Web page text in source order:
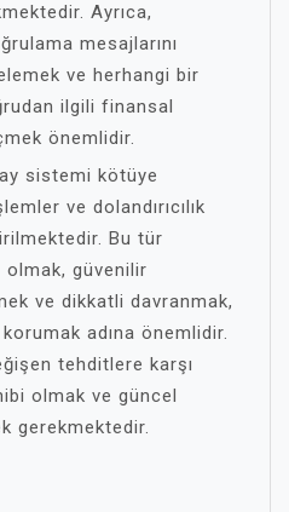
Ayrıca,
mesajlarını
ve herhangi bir
ilgili finansal
önemlidir.
sistemi kötüye
ve dolandırıcılık
Bu tür
güvenilir
ve dikkatli davranmak,
adına önemlidir.
tehditlere karşı
olmak ve güncel
gerekmektedir.